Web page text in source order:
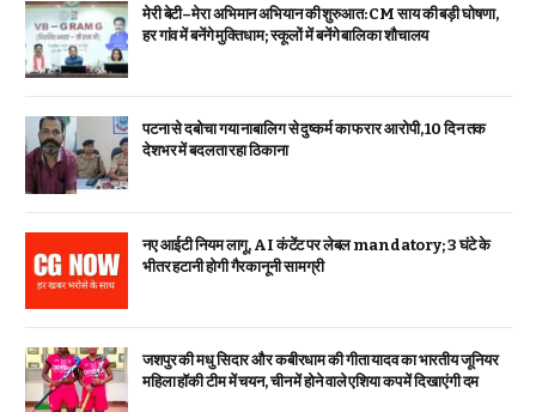
मेरी बेटी–मेरा अभिमान अभियान की शुरुआत: CM साय की बड़ी घोषणा,
हर गांव में बनेंगे मुक्तिधाम; स्कूलों में बनेंगे बालिका शौचालय
पटना से दबोचा गया नाबालिग से दुष्कर्म का फरार आरोपी, 10 दिन तक
देशभर में बदलता रहा ठिकाना
नए आईटी नियम लागू, AI कंटेंट पर लेबल mandatory; 3 घंटे के
भीतर हटानी होगी गैरकानूनी सामग्री
जशपुर की मधु सिदार और कबीरधाम की गीता यादव का भारतीय जूनियर
महिला हॉकी टीम में चयन, चीन में होने वाले एशिया कप में दिखाएंगी दम